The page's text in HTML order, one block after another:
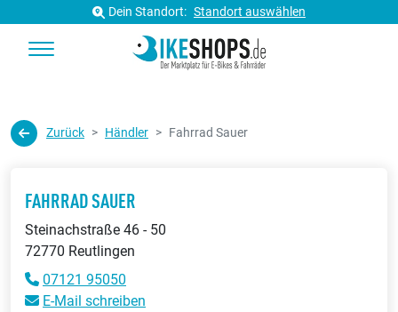
Dein Standort: Standort auswählen
Zurück Händler Fahrrad Sauer
FAHRRAD SAUER
Steinachstraße 46 - 50
72770 Reutlingen
07121 95050
E-Mail schreiben